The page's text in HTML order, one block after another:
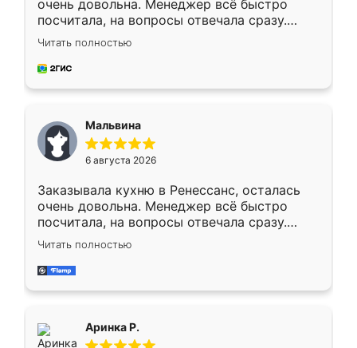
очень довольна. Менеджер всё быстро
посчитала, на вопросы отвечала сразу.
Замерщик приехал в субботу, подошёл к
делу со всей ответственностью. Собрали
за день, ребята работали аккуратно, даже
Читать полностью
Мальвина
6 августа 2026
Заказывала кухню в Ренессанс, осталась
очень довольна. Менеджер всё быстро
посчитала, на вопросы отвечала сразу.
Замерщик приехал в субботу, подошёл к
делу со всей ответственностью. Собрали
за день, ребята работали аккуратно, даже
Читать полностью
Аринка Р.